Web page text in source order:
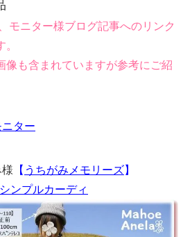
モニター様ブログ記事へのリンク
含まれていますが参考にご紹
ター
【 うちがみメモリーズ】
シンプルカーディ